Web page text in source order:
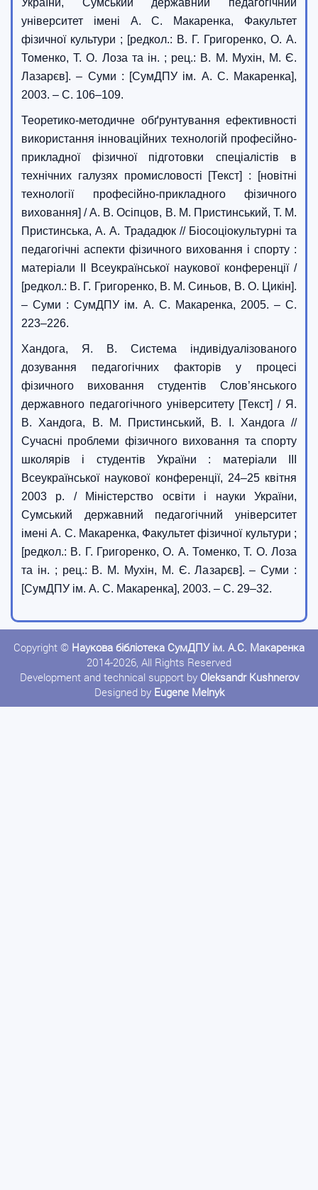
України, Сумський державний педагогічний
університет імені А. С. Макаренка, Факультет
фізичної культури ; [редкол.: В. Г. Григоренко, О. А.
Томенко, Т. О. Лоза та ін. ; рец.: В. М. Мухін, М. Є.
Лазарєв]. – Суми : [СумДПУ ім. А. С. Макаренка],
2003. – С. 106–109.
Теоретико-методичне обґрунтування ефективності
використання інноваційних технологій професійно-
прикладної фізичної підготовки спеціалістів в
технічних галузях промисловості [Текст] : [новітні
технології професійно-прикладного фізичного
виховання] / А. В. Осіпцов, В. М. Пристинський, Т. М.
Пристинська, А. А. Трададюк // Біосоціокультурні та
педагогічні аспекти фізичного виховання і спорту :
матеріали II Всеукраїнської наукової конференції /
[редкол.: В. Г. Григоренко, В. М. Синьов, В. О. Цикін].
– Суми : СумДПУ ім. А. С. Макаренка, 2005. – С.
223–226.
Хандога, Я. В. Система індивідуалізованого
дозування педагогічних факторів у процесі
фізичного виховання студентів Слов’янського
державного педагогічного університету [Текст] / Я.
В. Хандога, В. М. Пристинський, В. І. Хандога //
Сучасні проблеми фізичного виховання та спорту
школярів і студентів України : матеріали ІІІ
Всеукраїнської наукової конференції, 24–25 квітня
2003 р. / Міністерство освіти і науки України,
Сумський державний педагогічний університет
імені А. С. Макаренка, Факультет фізичної культури ;
[редкол.: В. Г. Григоренко, О. А. Томенко, Т. О. Лоза
та ін. ; рец.: В. М. Мухін, М. Є. Лазарєв]. – Суми :
[СумДПУ ім. А. С. Макаренка], 2003. – С. 29–32.
Copyright © Наукова бібліотека СумДПУ ім. А.С. Макаренка
2014-2026, All Rights Reserved
Development and technical support by Oleksandr Kushnerov
Designed by Eugene Melnyk